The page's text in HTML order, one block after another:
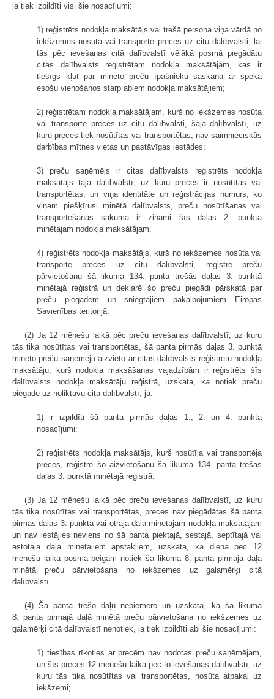
ja tiek izpildīti visi šie nosacījumi:
1) reģistrēts nodokļa maksātājs vai trešā persona viņa vārdā no
iekšzemes nosūta vai transportē preces uz citu dalībvalsti, lai
tās pēc ievešanas citā dalībvalstī vēlākā posmā piegādātu
citas dalībvalsts reģistrētam nodokļa maksātājam, kas ir
tiesīgs kļūt par minēto preču īpašnieku saskaņā ar spēkā
esošu vienošanos starp abiem nodokļa maksātājiem;
2) reģistrētam nodokļa maksātājam, kurš no iekšzemes nosūta
vai transportē preces uz citu dalībvalsti, šajā dalībvalstī, uz
kuru preces tiek nosūtītas vai transportētas, nav saimnieciskās
darbības mītnes vietas un pastāvīgas iestādes;
3) preču saņēmējs ir citas dalībvalsts reģistrēts nodokļa
maksātājs tajā dalībvalstī, uz kuru preces ir nosūtītas vai
transportētas, un viņa identitāte un reģistrācijas numurs, ko
viņam piešķīrusi minētā dalībvalsts, preču nosūtīšanas vai
transportēšanas sākumā ir zināmi šīs daļas 2. punktā
minētajam nodokļa maksātājam;
4) reģistrēts nodokļa maksātājs, kurš no iekšzemes nosūta vai
transportē preces uz citu dalībvalsti, reģistrē preču
pārvietošanu šā likuma 134. panta trešās daļas 3. punktā
minētajā reģistrā un deklarē šo preču piegādi pārskatā par
preču piegādēm un sniegtajiem pakalpojumiem Eiropas
Savienības teritorijā.
(2) Ja 12 mēnešu laikā pēc preču ievešanas dalībvalstī, uz kuru
tās tika nosūtītas vai transportētas, šā panta pirmās daļas 3. punktā
minēto preču saņēmēju aizvieto ar citas dalībvalsts reģistrētu nodokļa
maksātāju, kurš nodokļa maksāšanas vajadzībām ir reģistrēts šīs
dalībvalsts nodokļa maksātāju reģistrā, uzskata, ka notiek preču
piegāde uz noliktavu citā dalībvalstī, ja:
1) ir izpildīti šā panta pirmās daļas 1., 2. un 4. punkta
nosacījumi;
2) reģistrēts nodokļa maksātājs, kurš nosūtīja vai transportēja
preces, reģistrē šo aizvietošanu šā likuma 134. panta trešās
daļas 3. punktā minētajā reģistrā.
(3) Ja 12 mēnešu laikā pēc preču ievešanas dalībvalstī, uz kuru
tās tika nosūtītas vai transportētas, preces nav piegādātas šā panta
pirmās daļas 3. punktā vai otrajā daļā minētajam nodokļa maksātājam
un nav iestājies neviens no šā panta piektajā, sestajā, septītajā vai
astotajā daļā minētajiem apstākļiem, uzskata, ka dienā pēc 12
mēnešu laika posma beigām notiek šā likuma 8. panta pirmajā daļā
minētā preču pārvietošana no iekšzemes uz galamērķi citā
dalībvalstī.
(4) Šā panta trešo daļu nepiemēro un uzskata, ka šā likuma
8. panta pirmajā daļā minētā preču pārvietošana no iekšzemes uz
galamērķi citā dalībvalstī nenotiek, ja tiek izpildīti abi šie nosacījumi:
1) tiesības rīkoties ar precēm nav nodotas preču saņēmējam,
un šīs preces 12 mēnešu laikā pēc to ievešanas dalībvalstī, uz
kuru tās tika nosūtītas vai transportētas, nosūta atpakaļ uz
iekšzemi;